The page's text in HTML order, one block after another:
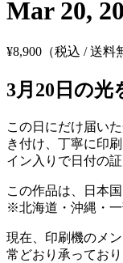
Mar 20,
¥8,900 （税込 / 送
3月20日の光
この日にだけ届い
き付け、丁寧に印
イン入りで日付の証
この作品は、日本
※北海道・沖縄・一
現在、印刷機のメ
常どおり承ってお